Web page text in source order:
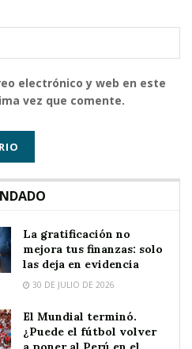
electrónico y web en este
vez que comente.
La gratificación no
mejora tus finanzas: solo
las deja en evidencia
30 DE JULIO DE 2026
El Mundial terminó.
¿Puede el fútbol volver